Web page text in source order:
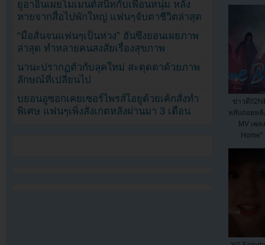
ข่าวดี
หลับถอยหลั
MV เพล
Home"
ยูอาอินเผยโมเมนต์สนิทกับเพื่อนหนุ่ม หลัง
หายจากสื่อไปพักใหญ่ แฟนๆจับตาชีวิตล่าสุด
“มือสั่นจนแฟนๆเป็นห่วง” ฮันซึงยอนเผยภาพ
ล่าสุด ทำหลายคนสงสัยเรื่องสุขภาพ
นานะปรากฏตัวกับลุคใหม่ สะดุดตาด้วยภาพ
ลักษณ์ที่เปลี่ยนไป
บยอนอูซอกเคยเซอร์ไพรส์ไอยูด้วยเค้กสั่งทำ
พิเศษ แฟนๆเพิ่งสังเกตหลังผ่านมา 3 เดือน